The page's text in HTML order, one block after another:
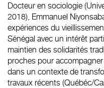
Docteur en sociologie
2018), Emmanuel
expériences du
Sénégal avec un intérêt
maintien des solidarités
proches pour
dans un contexte de
travaux récents (Québéc/